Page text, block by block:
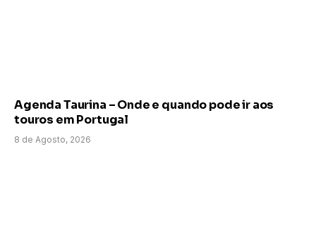
Agenda Taurina – Onde e quando pode ir aos
touros em Portugal
8 de Agosto, 2026